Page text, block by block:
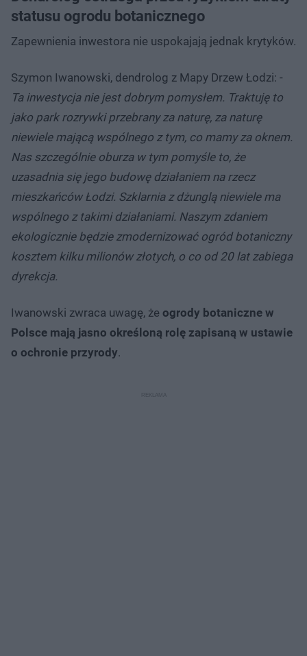
statusu ogrodu botanicznego
Zapewnienia inwestora nie uspokajają jednak krytyków.
Szymon Iwanowski, dendrolog z Mapy Drzew Łodzi: -
Ta inwestycja nie jest dobrym pomysłem. Traktuję to
jako park rozrywki przebrany za naturę, za naturę
niewiele mającą wspólnego z tym, co mamy za oknem.
Nas szczególnie oburza w tym pomyśle to, że
uzasadnia się jego budowę działaniem na rzecz
mieszkańców Łodzi. Szklarnia z dżunglą niewiele ma
wspólnego z takimi działaniami. Naszym zdaniem
ekologicznie będzie zmodernizować ogród botaniczny
kosztem kilku milionów złotych, o co od 20 lat zabiega
dyrekcja.
Iwanowski zwraca uwagę, że ogrody botaniczne w
Polsce mają jasno określoną rolę zapisaną w ustawie
o ochronie przyrody.